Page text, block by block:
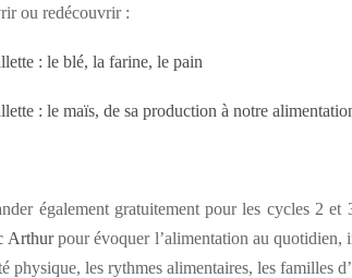
ou redécouvrir :
: le blé, la farine, le pain
: le maïs, de sa production à notre
également gratuitement pour les cycles 2 et
Arthurpour évoquer l’alimentation au quotidien,
physique, les rythmes alimentaires, les familles